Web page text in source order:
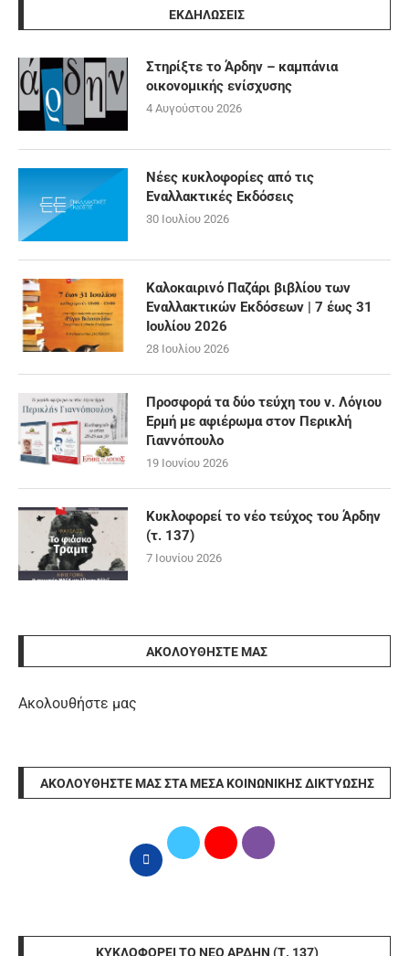
ΕΚΔΗΛΩΣΕΙΣ
Στηρίξτε το Άρδην – καμπάνια
οικονομικής ενίσχυσης
4 Αυγούστου 2026
Νέες κυκλοφορίες από τις
Εναλλακτικές Εκδόσεις
30 Ιουλίου 2026
Καλοκαιρινό Παζάρι βιβλίου των
Εναλλακτικών Εκδόσεων | 7 έως 31
Ιουλίου 2026
28 Ιουλίου 2026
Προσφορά τα δύο τεύχη του ν. Λόγιου
Ερμή με αφιέρωμα στον Περικλή
Γιαννόπουλο
19 Ιουνίου 2026
Κυκλοφορεί το νέο τεύχος του Άρδην
(τ. 137)
7 Ιουνίου 2026
ΑΚΟΛΟΥΘΉΣΤΕ ΜΑΣ
Ακολουθήστε μας
ΑΚΟΛΟΥΘΉΣΤΕ ΜΑΣ ΣΤΑ ΜΈΣΑ ΚΟΙΝΩΝΙΚΉΣ ΔΙΚΤΎΩΣΗΣ
ΚΥΚΛΟΦΟΡΕΊ ΤΟ ΝΈΟ ΆΡΔΗΝ (Τ. 137)